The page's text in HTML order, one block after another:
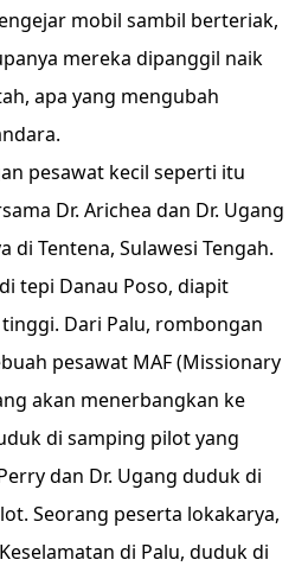
mobil sambil berteriak,
mereka dipanggil naik
apa yang mengubah
pesawat kecil seperti itu
Dr. Arichea dan Dr. Ugang
di Tentena, Sulawesi Tengah.
tepi Danau Poso, diapit
Dari Palu, rombongan
pesawat MAF (Missionary
akan menerbangkan ke
di samping pilot yang
dan Dr. Ugang duduk di
Seorang peserta lokakarya,
di Palu, duduk di